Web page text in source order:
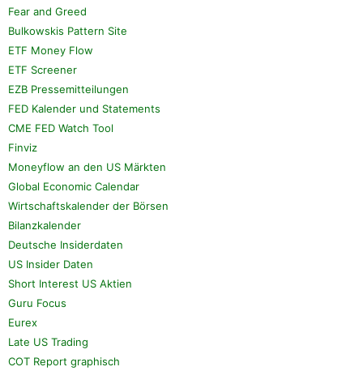
Fear and Greed
Bulkowskis Pattern Site
ETF Money Flow
ETF Screener
EZB Pressemitteilungen
FED Kalender und Statements
CME FED Watch Tool
Finviz
Moneyflow an den US Märkten
Global Economic Calendar
Wirtschaftskalender der Börsen
Bilanzkalender
Deutsche Insiderdaten
US Insider Daten
Short Interest US Aktien
Guru Focus
Eurex
Late US Trading
COT Report graphisch